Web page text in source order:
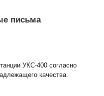
письма
УКС-400 согласно
качества.